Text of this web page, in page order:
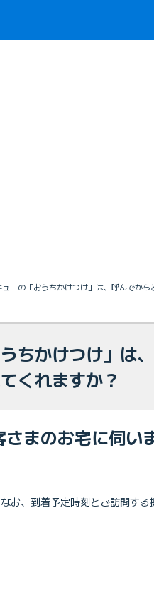
ーの「おうちかけつけ」は、呼んでから
ちかけつけ」は、
くれますか？
まのお宅に伺い
お、到着予定時刻とご訪問する